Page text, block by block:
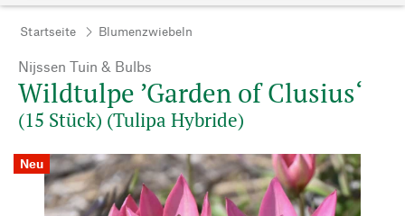
Startseite Blumenzwiebeln
Nijssen Tuin & Bulbs
Wildtulpe ’Garden of Clusius‘
(15 Stück) (Tulipa Hybride)
Neu